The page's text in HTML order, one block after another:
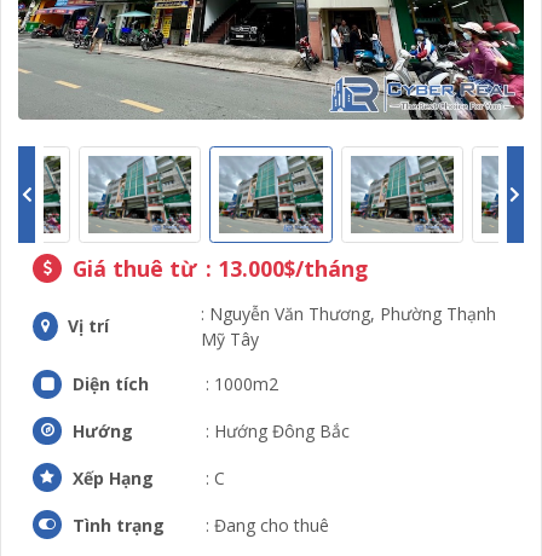
Giá thuê từ : 13.000$/tháng
Vị trí
: Nguyễn Văn Thương, Phường Thạnh
Mỹ Tây
Diện tích
: 1000m2
Hướng : Hướng Đông Bắc
Xếp Hạng : C
Tình trạng : Đang cho thuê